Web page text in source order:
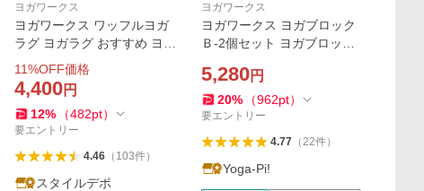
ヨガワークス
ヨガワークス ワッフルヨガ
ラグ ヨガラグ おすすめ ヨガ
ラグ 滑らない ヨガタオル マ
イクロファイバー ヨガマッ
ト 母の日 送料無料 ポイント
消化
11%OFF価格
4,400円
12% （482pt）
要エントリー
4.46（ 103件）
スタイルデポ
ヨガワークス
ヨガワークス ヨガブロック
Ｂ-2個セット ヨガブロック L
ヨガ プロップス おしゃれ
5,280円
20% （962pt）
要エントリー
4.77（22件）
Yoga-Pi!